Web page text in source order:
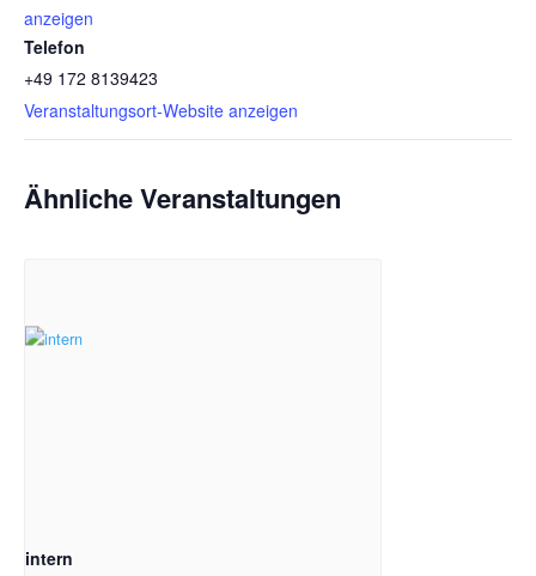
anzeigen
Telefon
+49 172 8139423
Veranstaltungsort-Website anzeigen
Ähnliche Veranstaltungen
intern